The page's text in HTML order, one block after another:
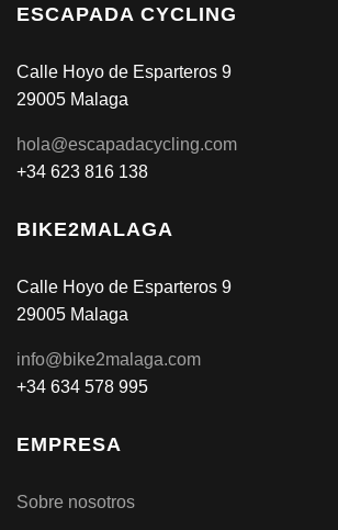
ESCAPADA CYCLING
Calle Hoyo de Esparteros 9
29005 Malaga
hola@escapadacycling.com
+34 623 816 138
BIKE2MALAGA
Calle Hoyo de Esparteros 9
29005 Malaga
info@bike2malaga.com
+34 634 578 995
EMPRESA
Sobre nosotros